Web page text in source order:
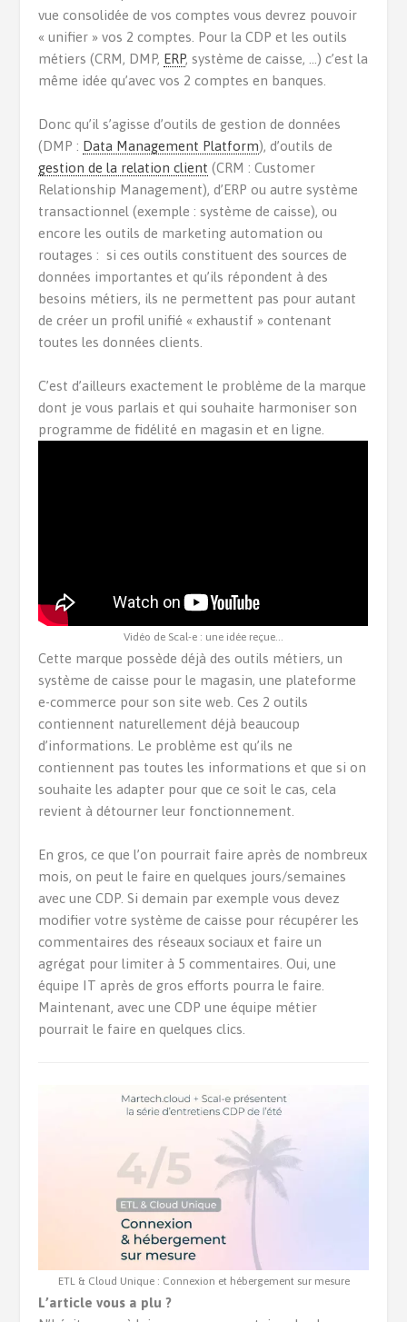
vue consolidée de vos comptes vous devrez pouvoir
« unifier » vos 2 comptes. Pour la CDP et les outils
métiers (CRM, DMP, ERP, système de caisse, …) c’est la
même idée qu’avec vos 2 comptes en banques.
Donc qu’il s’agisse d’outils de gestion de données
(DMP : Data Management Platform), d’outils de
gestion de la relation client (CRM : Customer
Relationship Management), d’ERP ou autre système
transactionnel (exemple : système de caisse), ou
encore les outils de marketing automation ou
routages : si ces outils constituent des sources de
données importantes et qu’ils répondent à des
besoins métiers, ils ne permettent pas pour autant
de créer un profil unifié « exhaustif » contenant
toutes les données clients.
C’est d’ailleurs exactement le problème de la marque
dont je vous parlais et qui souhaite harmoniser son
programme de fidélité en magasin et en ligne.
Vidéo de Scal-e : une idée reçue…
Cette marque possède déjà des outils métiers, un
système de caisse pour le magasin, une plateforme
e-commerce pour son site web. Ces 2 outils
contiennent naturellement déjà beaucoup
d’informations. Le problème est qu’ils ne
contiennent pas toutes les informations et que si on
souhaite les adapter pour que ce soit le cas, cela
revient à détourner leur fonctionnement.
En gros, ce que l’on pourrait faire après de nombreux
mois, on peut le faire en quelques jours/semaines
avec une CDP. Si demain par exemple vous devez
modifier votre système de caisse pour récupérer les
commentaires des réseaux sociaux et faire un
agrégat pour limiter à 5 commentaires. Oui, une
équipe IT après de gros efforts pourra le faire.
Maintenant, avec une CDP une équipe métier
pourrait le faire en quelques clics.
ETL & Cloud Unique : Connexion et hébergement sur mesure
L’article vous a plu ?